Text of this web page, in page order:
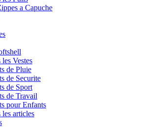
a Capuche
Vestes
de Pluie
de Securite
de Sport
de Travail
pour Enfants
articles